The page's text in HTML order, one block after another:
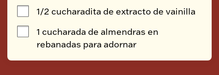
1/2 cucharadita de extracto de vainilla
1 cucharada de almendras en
rebanadas para adornar